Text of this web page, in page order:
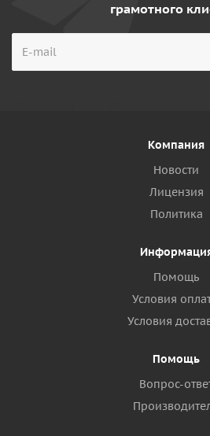
грамотного
Компания
Новости
Лицензия
Политика
Помощь
Условия
Условия
Помощь
Вопрос-